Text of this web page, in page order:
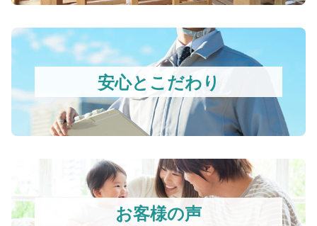
安心とこだわり
お客様の声